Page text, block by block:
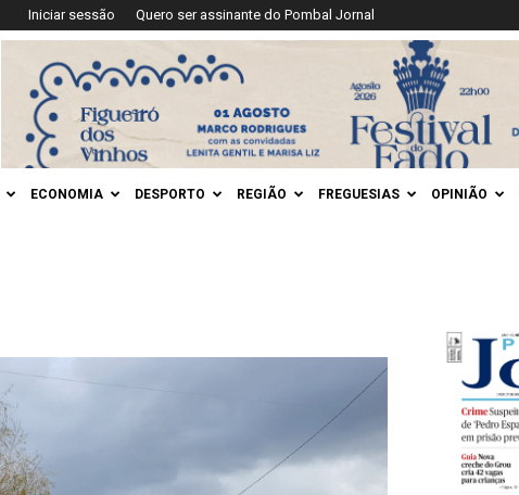
Iniciar sessão Quero ser assinante do Pombal Jornal
ECONOMIA DESPORTO REGIÃO FREGUESIAS OPINIÃO